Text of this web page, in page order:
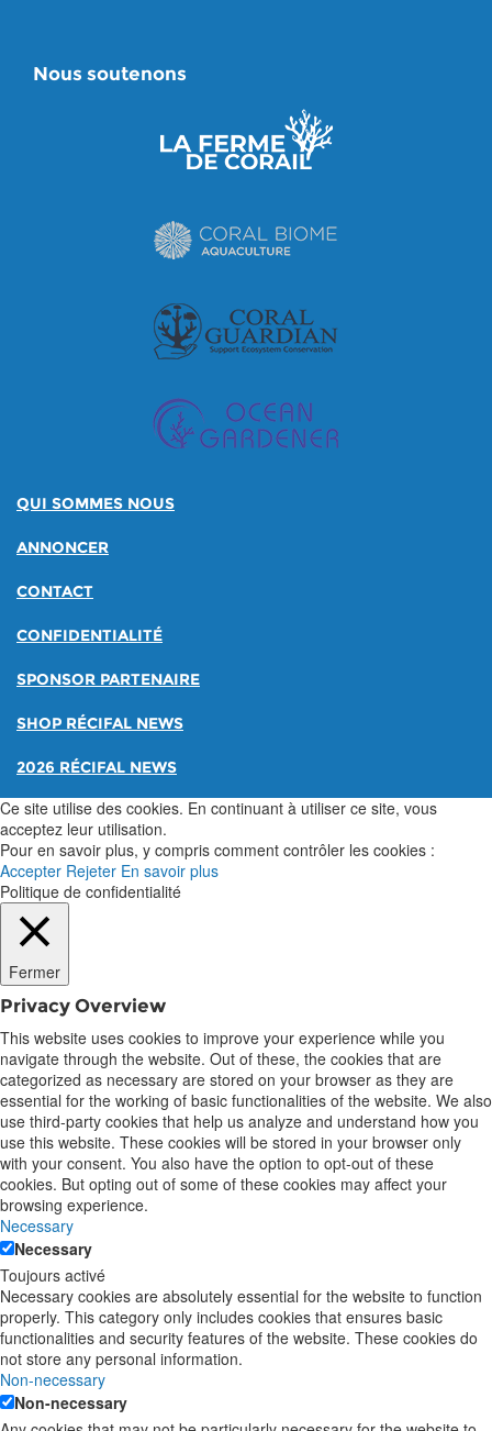
Nous soutenons
QUI SOMMES NOUS
ANNONCER
CONTACT
CONFIDENTIALITÉ
SPONSOR PARTENAIRE
SHOP RÉCIFAL NEWS
2026 RÉCIFAL NEWS
Ce site utilise des cookies. En continuant à utiliser ce site, vous
acceptez leur utilisation.
Pour en savoir plus, y compris comment contrôler les cookies :
Accepter Rejeter En savoir plus
Politique de confidentialité
Fermer
Privacy Overview
This website uses cookies to improve your experience while you
navigate through the website. Out of these, the cookies that are
categorized as necessary are stored on your browser as they are
essential for the working of basic functionalities of the website. We also
use third-party cookies that help us analyze and understand how you
use this website. These cookies will be stored in your browser only
with your consent. You also have the option to opt-out of these
cookies. But opting out of some of these cookies may affect your
browsing experience.
Necessary
Necessary
Toujours activé
Necessary cookies are absolutely essential for the website to function
properly. This category only includes cookies that ensures basic
functionalities and security features of the website. These cookies do
not store any personal information.
Non-necessary
Non-necessary